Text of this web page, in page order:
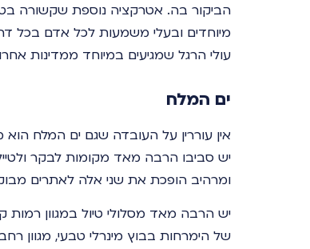
הביקור בה. אטרקציה נוספת שקשורה
מיוחדים ובעלי משמעות לכל אדם בכל
עולי הרגל שמגיעים במיוחד ממדינות
ים המלח
אין עוררין על העובדה שגם ים המלח
יש סביבו הרבה מאד מקומות לבקר
ומרהיב הופכת את שני אלה לאתרים
יש הרבה מאד מסלולי טיול במגוון רמות
של הימרחות בבוץ מינרלי טבעי, מגוון